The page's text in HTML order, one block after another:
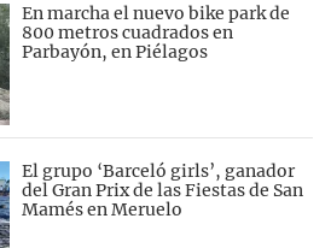
En marcha el nuevo bike park de
800 metros cuadrados en
Parbayón, en Piélagos
El grupo ‘Barceló girls’, ganador
del Gran Prix de las Fiestas de San
Mamés en Meruelo